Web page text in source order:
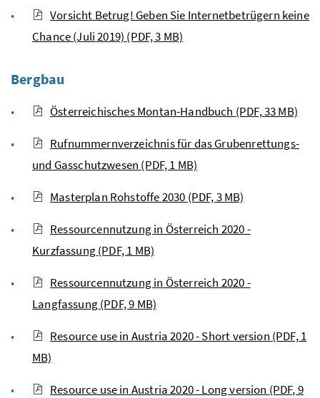
Vorsicht Betrug! Geben Sie Internetbetrügern keine
Chance (Juli 2019) (PDF, 3 MB)
Bergbau
Österreichisches Montan-Handbuch (PDF, 33 MB)
Rufnummernverzeichnis für das Grubenrettungs-
und Gasschutzwesen (PDF, 1 MB)
Masterplan Rohstoffe 2030 (PDF, 3 MB)
Ressourcennutzung in Österreich 2020 -
Kurzfassung(PDF, 1 MB)
Ressourcennutzung in Österreich 2020 -
Langfassung(PDF, 9 MB)
Resource use in Austria 2020 - Short version (PDF, 1
MB)
Resource use in Austria 2020 - Long version (PDF, 9